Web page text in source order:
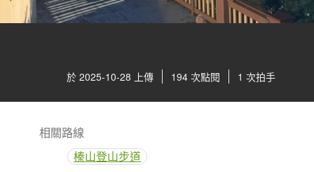
於 2025-10-28 上傳 194 次點閱 1 次拍手
相關路線
榛山登山步道